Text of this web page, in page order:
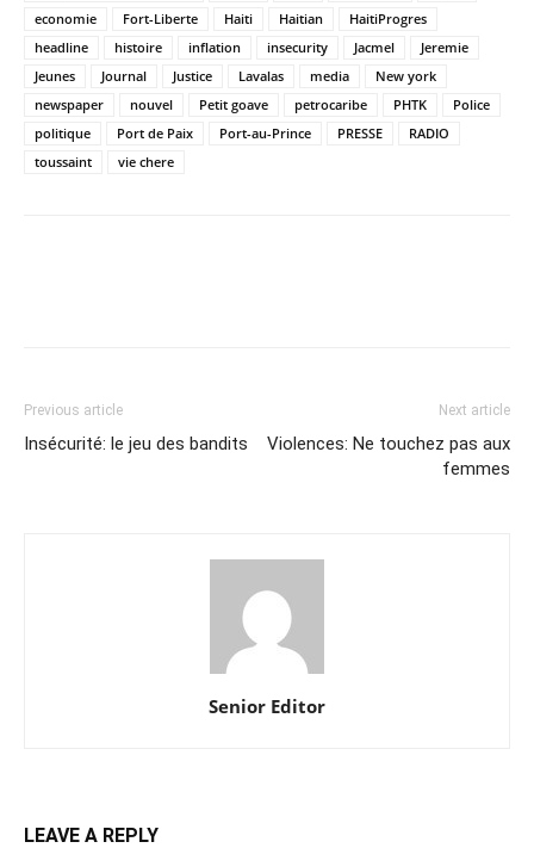
economie
Fort-Liberte Haiti Haitian
HaitiProgres
headline
histoire inflation insecurity Jacmel
Jeremie
Jeunes
Journal Justice Lavalas media
New york
newspaper
nouvel Petit goave petrocaribe PHTK
Police
politique
Port de Paix Port-au-Prince PRESSE
RADIO
toussaint
vie chere
Previous article
Insécurité: le jeu des bandits
Next article
Violences: Ne touchez pas aux
femmes
Senior Editor
LEAVE A REPLY